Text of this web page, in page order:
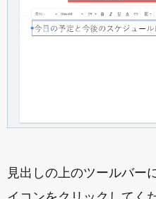
見出しの上のツールバー